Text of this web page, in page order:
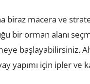
biraz macera ve
bir orman alanı
başlayabilirsiniz.
yapımı için ipler ve